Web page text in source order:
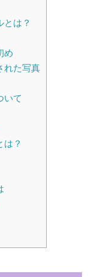
とは？
め
れた写真
いて
？